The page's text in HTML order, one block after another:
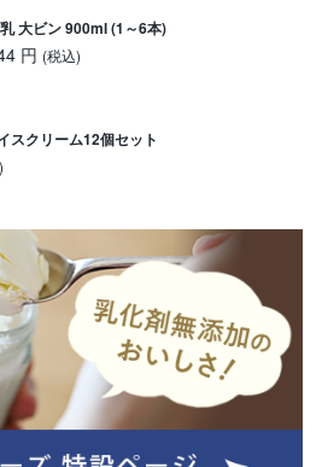
大ビン 900ml (1～6本)
円 (税込)
スクリーム12個セット